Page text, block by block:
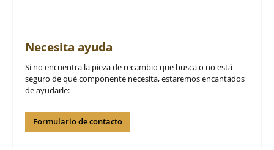
Necesita ayuda
Si no encuentra la pieza de recambio que busca o no está
seguro de qué componente necesita, estaremos encantados
de ayudarle:
Formulario de contacto